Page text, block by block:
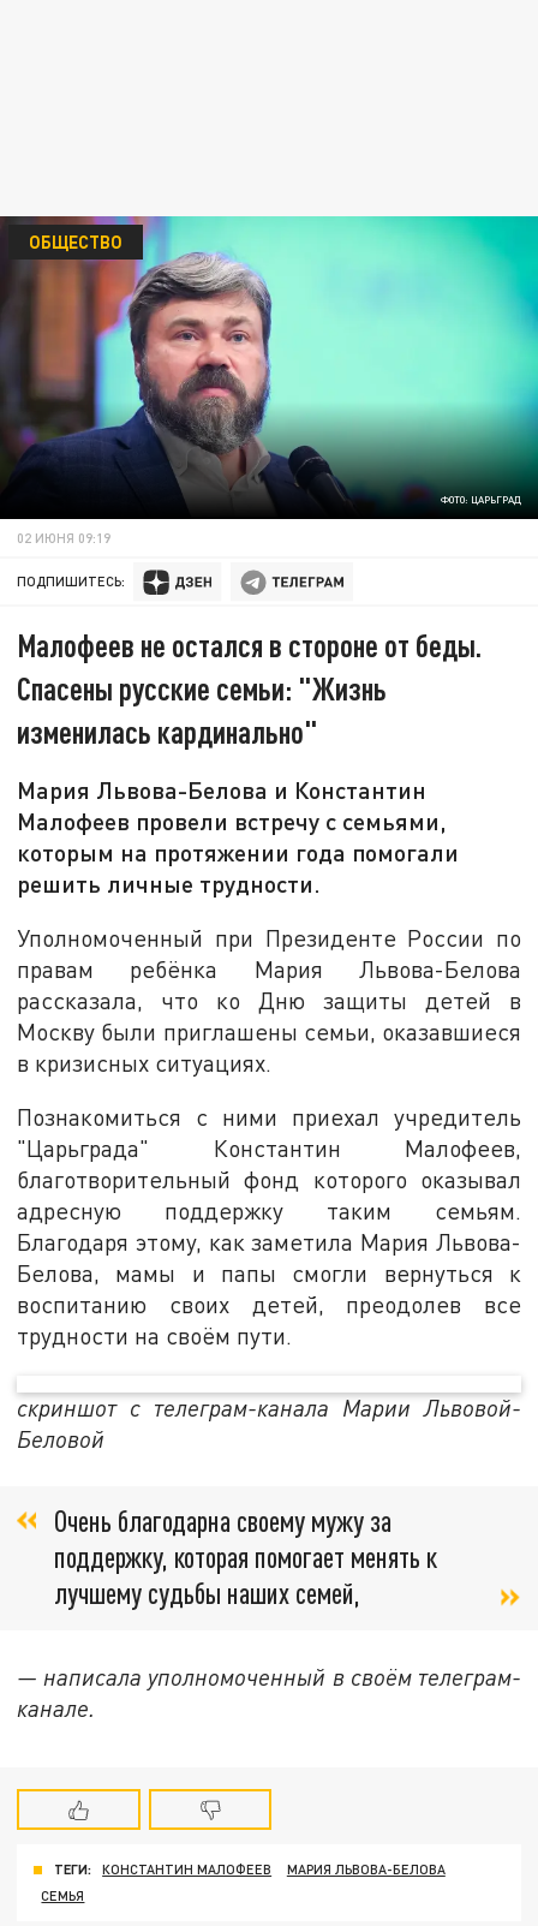
ФОТО: ЦАРЬГРАД
ОБЩЕСТВО
02 ИЮНЯ 09:19
ПОДПИШИТЕСЬ:
Малофеев не остался в стороне от беды.
Спасены русские семьи: "Жизнь
изменилась кардинально"
Мария Львова-Белова и Константин
Малофеев провели встречу с семьями,
которым на протяжении года помогали
решить личные трудности.
Уполномоченный при Президенте России по
правам ребёнка Мария Львова-Белова
рассказала, что ко Дню защиты детей в
Москву были приглашены семьи, оказавшиеся
в кризисных ситуациях.
Познакомиться с ними приехал учредитель
"Царьграда" Константин Малофеев,
благотворительный фонд которого оказывал
адресную поддержку таким семьям.
Благодаря этому, как заметила Мария Львова-
Белова, мамы и папы смогли вернуться к
воспитанию своих детей, преодолев все
трудности на своём пути.
скриншот с телеграм-канала Марии Львовой-
Беловой
Очень благодарна своему мужу за
поддержку, которая помогает менять к
лучшему судьбы наших семей,
— написала уполномоченный в своём телеграм-
канале.
ТЕГИ: КОНСТАНТИН МАЛОФЕЕВ
МАРИЯ ЛЬВОВА-БЕЛОВА
СЕМЬЯ